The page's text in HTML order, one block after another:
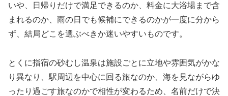
いや、日帰りだけで満足できるのか、料金に大浴場まで含
まれるのか、雨の日でも候補にできるのかが一度に分から
ず、結局どこを選ぶべきか迷いやすいものです。
とくに指宿の砂むし温泉は施設ごとに立地や雰囲気がかな
り異なり、駅周辺を中心に回る旅なのか、海を見ながらゆ
ったり過ごす旅なのかで相性が変わるため、名前だけで決